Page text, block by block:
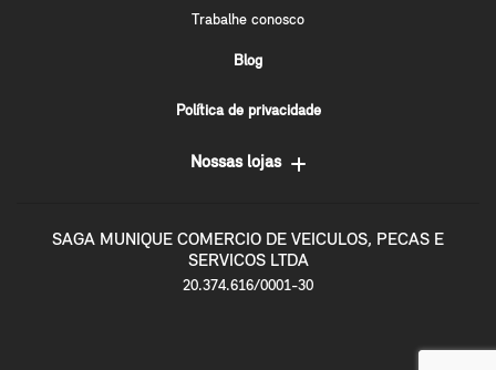
Trabalhe conosco
Blog
Política de privacidade
Nossas lojas
SAGA MUNIQUE COMERCIO DE VEICULOS, PECAS E
SERVICOS LTDA
20.374.616/0001-30